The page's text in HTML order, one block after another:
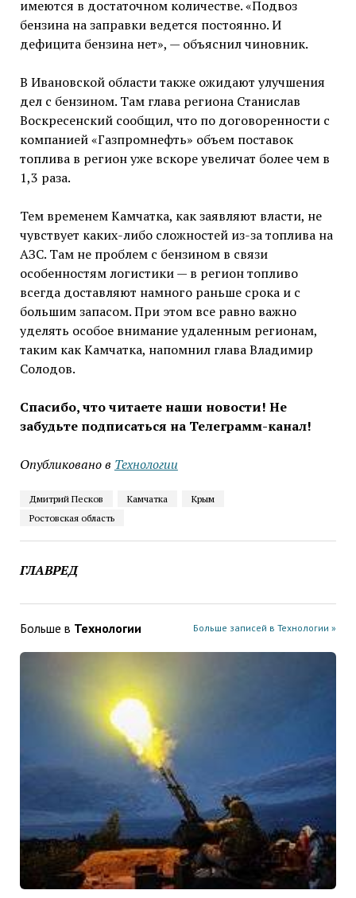
имеются в достаточном количестве. «Подвоз
бензина на заправки ведется постоянно. И
дефицита бензина нет», — объяснил чиновник.
В Ивановской области также ожидают улучшения
дел с бензином. Там глава региона Станислав
Воскресенский сообщил, что по договоренности с
компанией «Газпромнефть» объем поставок
топлива в регион уже вскоре увеличат более чем в
1,3 раза.
Тем временем Камчатка, как заявляют власти, не
чувствует каких-либо сложностей из-за топлива на
АЗС. Там не проблем с бензином в связи
особенностям логистики — в регион топливо
всегда доставляют намного раньше срока и с
большим запасом. При этом все равно важно
уделять особое внимание удаленным регионам,
таким как Камчатка, напомнил глава Владимир
Солодов.
Спасибо, что читаете наши новости! Не
забудьте подписаться на Телеграмм-канал!
Опубликовано в Технологии
Дмитрий Песков Камчатка
Крым
Ростовская область
ГЛАВРЕД
Больше в Технологии Больше записей в Технологии »